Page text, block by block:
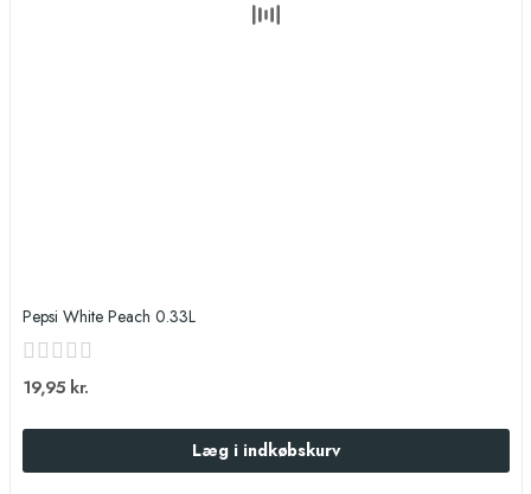
Pepsi White Peach 0.33L
19,95 kr.
Læg i indkøbskurv